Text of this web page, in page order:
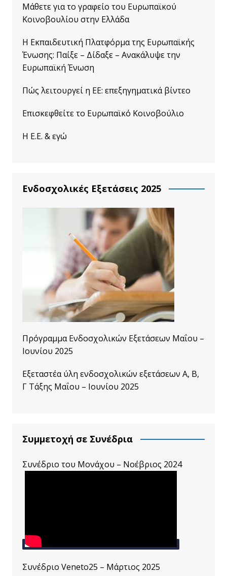
Μάθετε για το γραφείο του Ευρωπαϊκού
Κοινοβουλίου στην Ελλάδα
Η Εκπαιδευτική Πλατφόρμα της Ευρωπαϊκής
Ένωσης: Παίξε – Δίδαξε – Ανακάλυψε την
Ευρωπαϊκή Ένωση
Πώς λειτουργεί η ΕΕ: επεξηγηματικά βίντεο
Επισκεφθείτε το Ευρωπαϊκό Κοινοβούλιο
Η Ε.Ε. & εγώ
Ενδοσχολικές Εξετάσεις 2025
Πρόγραμμα Ενδοσχολικών Εξετάσεων Μαΐου –
Ιουνίου 2025
Εξεταστέα ύλη ενδοσχολικών εξετάσεων A, B,
Γ Τάξης Μαΐου – Ιουνίου 2025
Συμμετοχή σε Συνέδρια
Συνέδριο του Μονάχου – Νοέβριος 2024
Συνέδριο Veneto25 – Μάρτιος 2025